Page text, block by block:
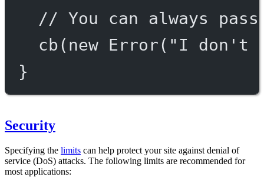
// You can always
cb( new Error( "I don't
}
Security
Specifying the limits can help protect your site against denial of
service (DoS) attacks. The following limits are recommended for
most applications: